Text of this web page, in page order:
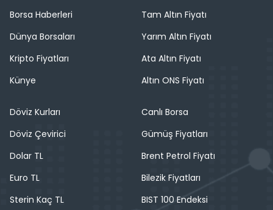
Borsa Haberleri
Dünya Borsaları
Kripto Fiyatları
Künye
Tam Altın Fiyatı
Yarım Altın Fiyatı
Ata Altın Fiyatı
Altın ONS Fiyatı
Döviz Kurları
Döviz Çevirici
Dolar TL
Euro TL
Sterin Kaç TL
Canlı Borsa
Gümüş Fiyatları
Brent Petrol Fiyatı
Bilezik Fiyatları
BIST 100 Endeksi